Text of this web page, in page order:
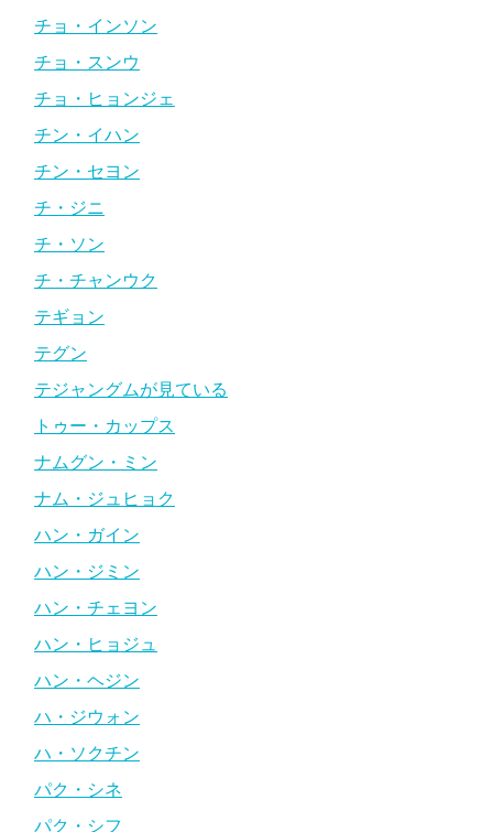
チョ・インソン
チョ・スンウ
チョ・ヒョンジェ
チン・イハン
チン・セヨン
チ・ジニ
チ・ソン
チ・チャンウク
テギョン
テグン
テジャングムが見ている
トゥー・カップス
ナムグン・ミン
ナム・ジュヒョク
ハン・ガイン
ハン・ジミン
ハン・チェヨン
ハン・ヒョジュ
ハン・ヘジン
ハ・ジウォン
ハ・ソクチン
パク・シネ
パク・シフ